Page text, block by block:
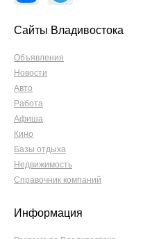
Сайты Владивостока
Объявления
Новости
Авто
Работа
Афиша
Кино
Базы отдыха
Недвижимость
Справочник компаний
Информация